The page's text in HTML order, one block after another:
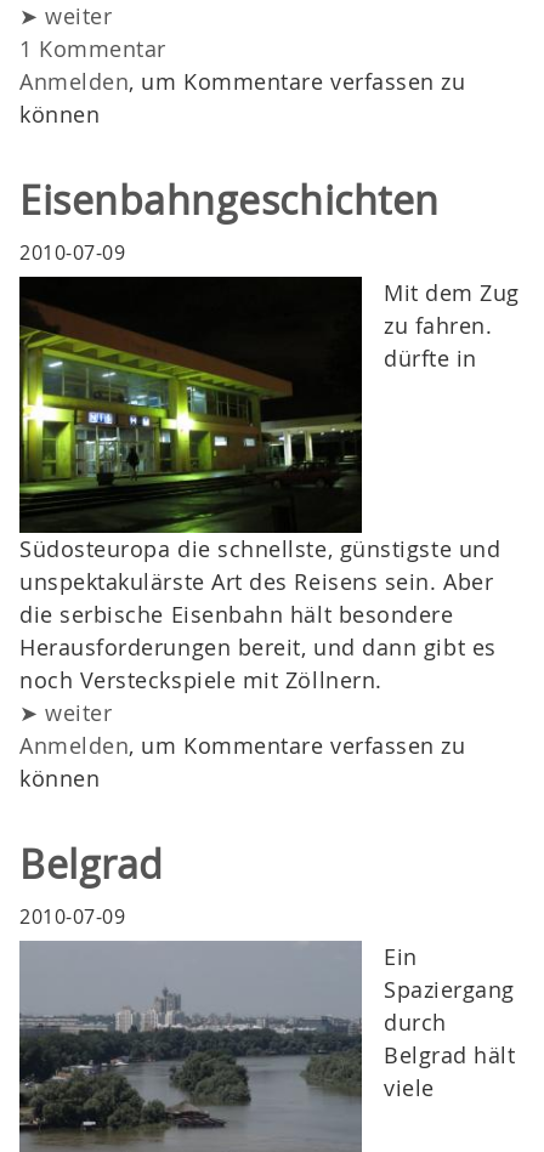
➤ weiter
1 Kommentar
Anmelden, um Kommentare verfassen zu
können
Eisenbahngeschichten
2010-07-09
Mit dem Zug
zu fahren.
dürfte in
Südosteuropa die schnellste, günstigste und
unspektakulärste Art des Reisens sein. Aber
die serbische Eisenbahn hält besondere
Herausforderungen bereit, und dann gibt es
noch Versteckspiele mit Zöllnern.
➤ weiter
Anmelden, um Kommentare verfassen zu
können
Belgrad
2010-07-09
Ein
Spaziergang
durch
Belgrad hält
viele